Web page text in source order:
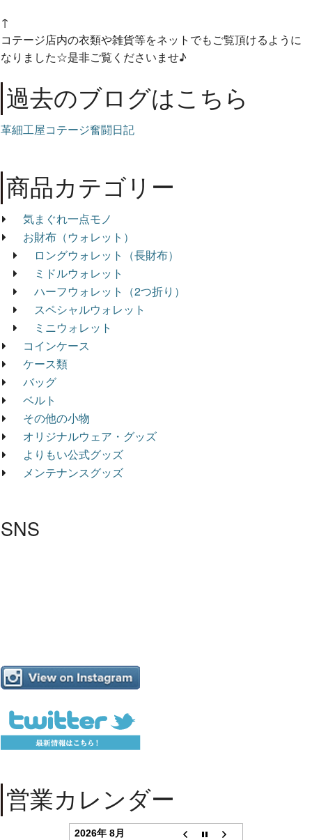
↑
コテージ店内の衣類や雑貨等をネットでもご覧頂けるように
なりました☆是非ご覧くださいませ♪
過去のブログはこちら
革細工屋コテージ奮闘日記
商品カテゴリー
気まぐれ一点モノ
お財布（ウォレット）
ロングウォレット（長財布）
ミドルウォレット
ハーフウォレット（2つ折り）
スペシャルウォレット
ミニウォレット
コインケース
ケース類
バッグ
ベルト
その他の小物
オリジナルウェア・グッズ
よりもい公式グッズ
メンテナンスグッズ
SNS
営業カレンダー
2026年 8月